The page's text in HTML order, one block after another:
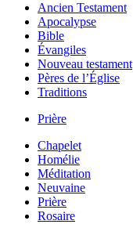
Ancien Testament
Apocalypse
Bible
Évangiles
Nouveau testament
Pères de l’Église
Traditions
Prière
Chapelet
Homélie
Méditation
Neuvaine
Prière
Rosaire